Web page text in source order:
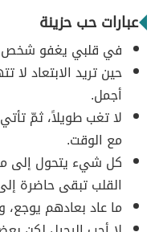
عبارات حب حزينة
في قلبي يغفو
حين تريد الابتعاد لا
أجمل.
لا تغب طويلاً، ثمّ
مع الوقت.
كل شيء يتحول إلى
القلب تبقى حاضرة
ما عاد بعادهم